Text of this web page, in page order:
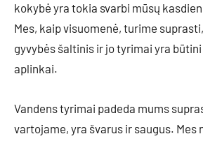
kokybė yra tokia svarbi mūsų
Mes, kaip visuomenė, turime
gyvybės šaltinis ir jo tyrimai yra
aplinkai.
Vandens tyrimai padeda mums
vartojame, yra švarus ir saugus. Mes